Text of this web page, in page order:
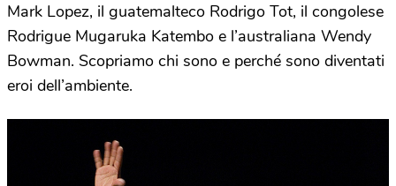
Mark Lopez, il guatemalteco Rodrigo Tot, il congolese
Rodrigue Mugaruka Katembo e l’australiana Wendy
Bowman. Scopriamo chi sono e perché sono diventati
eroi dell’ambiente.